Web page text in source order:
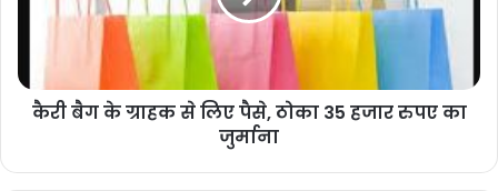
कैरी बैग के ग्राहक से लिए पैसे, ठोका 35 हजार रुपए का
जुर्माना